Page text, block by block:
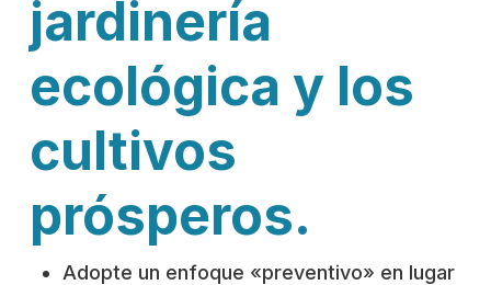
jardinería
ecológica y los
cultivos
prósperos.
Adopte un enfoque «preventivo» en lugar